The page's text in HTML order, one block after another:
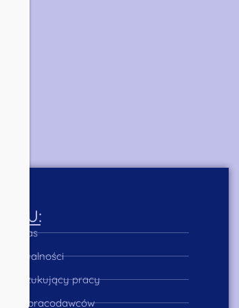
MENU:
O Nas
Aktualności
Poszukujący pracy
Dla pracodawców